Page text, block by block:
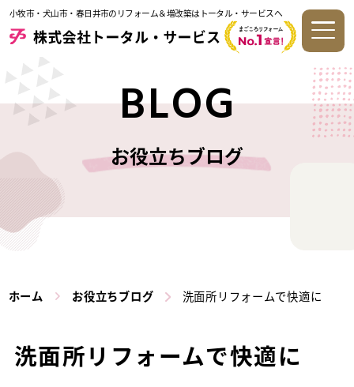
小牧市・犬山市・春日井市のリフォーム＆増改築はトータル・サービスへ
BLOG
お役立ちブログ
ホーム お役立ちブログ 洗面所リフォームで快適に
洗面所リフォームで快適に